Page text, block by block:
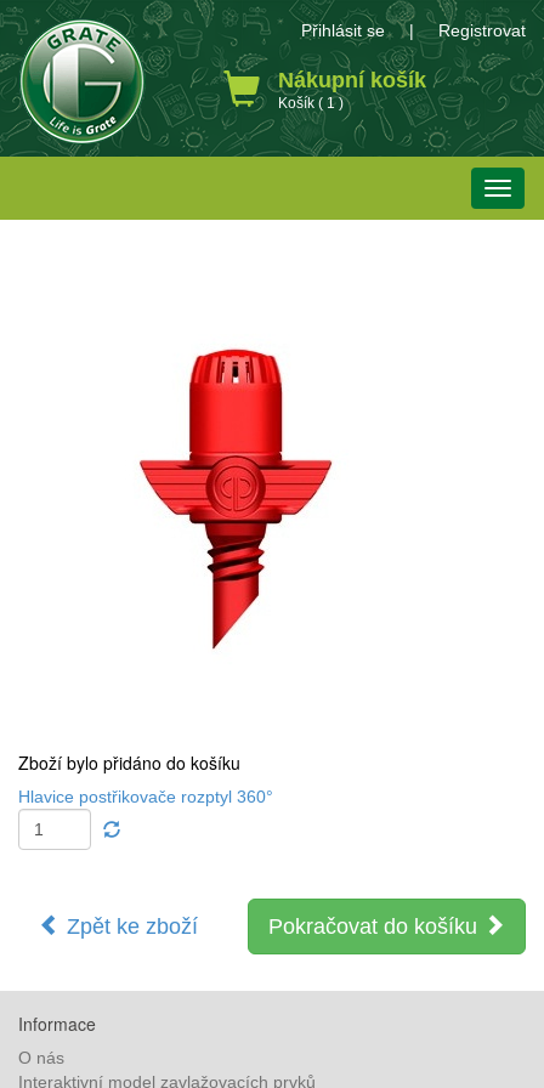
Přihlásit se | Registrovat
Nákupní košík
Košík ( 1 )
Toggle
Zboží bylo přidáno do košíku
Hlavice postřikovače rozptyl 360°
Zpět ke zboží Pokračovat do košíku
Informace
O nás
Interaktivní model zavlažovacích prvků